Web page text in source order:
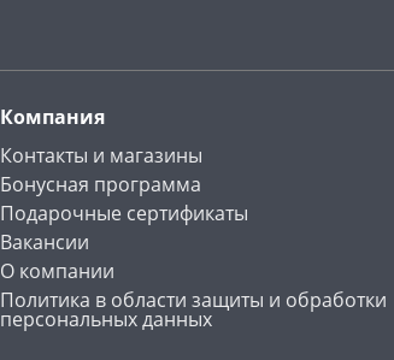
Компания
Контакты и магазины
Бонусная программа
Подарочные сертификаты
Вакансии
О компании
Политика в области защиты и обработки
персональных данных